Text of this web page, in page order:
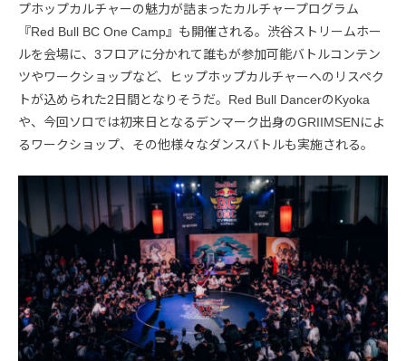
プホップカルチャーの魅力が詰まったカルチャープログラム
『Red Bull BC One Camp』も開催される。渋谷ストリームホー
ルを会場に、3フロアに分かれて誰もが参加可能バトルコンテン
ツやワークショップなど、ヒップホップカルチャーへのリスペク
トが込められた2日間となりそうだ。Red Bull DancerのKyoka
や、今回ソロでは初来日となるデンマーク出身のGRIIMSENによ
るワークショップ、その他様々なダンスバトルも実施される。